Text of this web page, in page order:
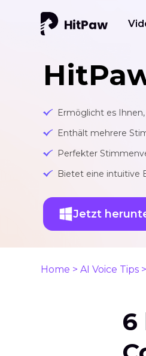
Ermöglicht es
Enthält mehrere
Perfekter
Bietet eine intuitive
Jetzt
Home > AI Voice Tips >
6